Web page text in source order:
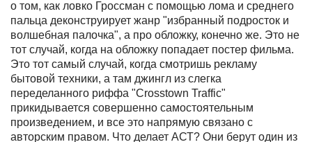
о том, как ловко Гроссман с помощью лома и среднего
пальца деконструирует жанр "избранный подросток и
волшебная палочка", а про обложку, конечно же. Это не
тот случай, когда на обложку попадает постер фильма.
Это тот самый случай, когда смотришь рекламу
бытовой техники, а там джингл из слегка
переделанного риффа "Crosstown Traffic"
прикидывается совершенно самостоятельным
произведением, и все это напрямую связано с
авторским правом. Что делает АСТ? Они берут один из